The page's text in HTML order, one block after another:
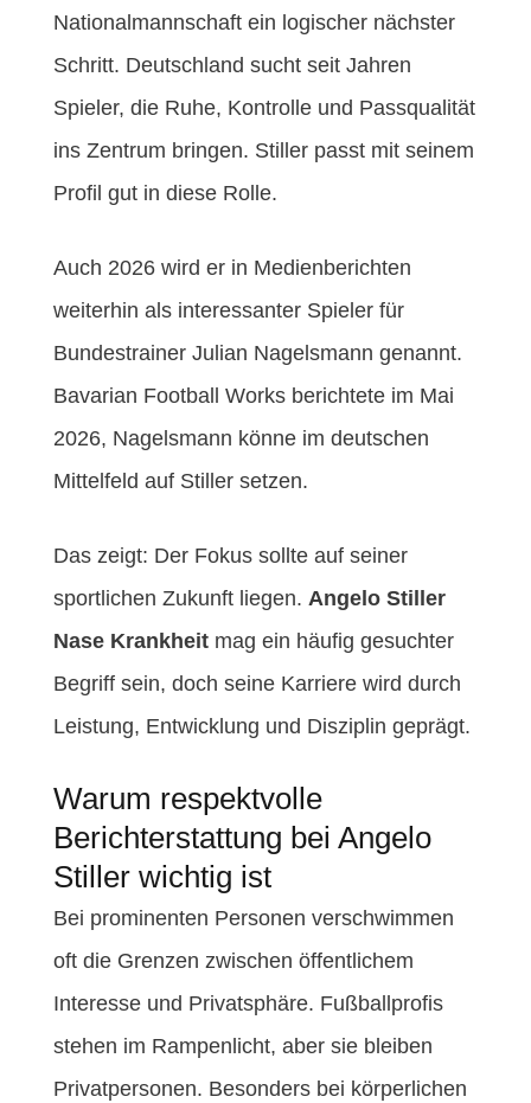
Nationalmannschaft ein logischer nächster
Schritt. Deutschland sucht seit Jahren
Spieler, die Ruhe, Kontrolle und Passqualität
ins Zentrum bringen. Stiller passt mit seinem
Profil gut in diese Rolle.
Auch 2026 wird er in Medienberichten
weiterhin als interessanter Spieler für
Bundestrainer Julian Nagelsmann genannt.
Bavarian Football Works berichtete im Mai
2026, Nagelsmann könne im deutschen
Mittelfeld auf Stiller setzen.
Das zeigt: Der Fokus sollte auf seiner
sportlichen Zukunft liegen. Angelo Stiller
Nase Krankheitmag ein häufig gesuchter
Begriff sein, doch seine Karriere wird durch
Leistung, Entwicklung und Disziplin geprägt.
Warum respektvolle
Berichterstattung bei Angelo
Stiller wichtig ist
Bei prominenten Personen verschwimmen
oft die Grenzen zwischen öffentlichem
Interesse und Privatsphäre. Fußballprofis
stehen im Rampenlicht, aber sie bleiben
Privatpersonen. Besonders bei körperlichen